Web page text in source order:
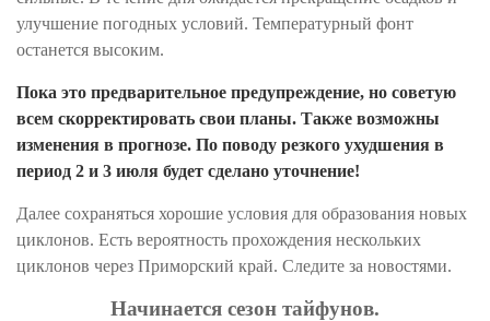
улучшение погодных условий. Температурный фонт
останется высоким.
Пока это предварительное предупреждение, но советую
всем скорректировать свои планы. Также возможны
изменения в прогнозе. По поводу резкого ухудшения в
период 2 и 3 июля будет сделано уточнение!
Далее сохраняться хорошие условия для образования новых
циклонов. Есть вероятность прохождения нескольких
циклонов через Приморский край. Следите за новостями.
Начинается сезон тайфунов.